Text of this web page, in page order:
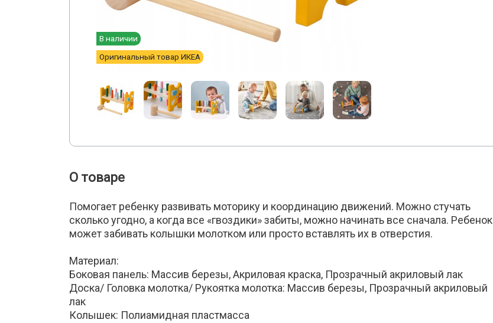
В наличии
Оригинальный товар ИКЕА
О товаре
Помогает ребенку развивать моторику и координацию движений. Можно стучать
сколько угодно, а когда все «гвоздики» забиты, можно начинать все сначала. Ребенок
может забивать колышки молотком или просто вставлять их в отверстия.
Материал:
Боковая панель: Массив березы, Акриловая краска, Прозрачный акриловый лак
Доска/ Головка молотка/ Рукоятка молотка: Массив березы, Прозрачный акриловый
лак
Колышек: Полиамидная пластмасса